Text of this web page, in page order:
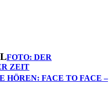
FOTO: DER
ZEIT
HÖREN: FACE TO FACE –